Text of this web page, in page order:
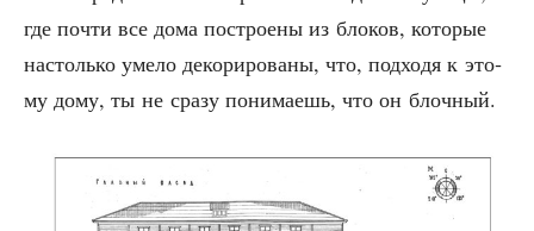
где почти все дома постро­е­ны из бло­ков, кото­рые
настоль­ко уме­ло деко­ри­ро­ва­ны, что, под­хо­дя к это­
му дому, ты не сра­зу пони­ма­ешь, что он блочный.